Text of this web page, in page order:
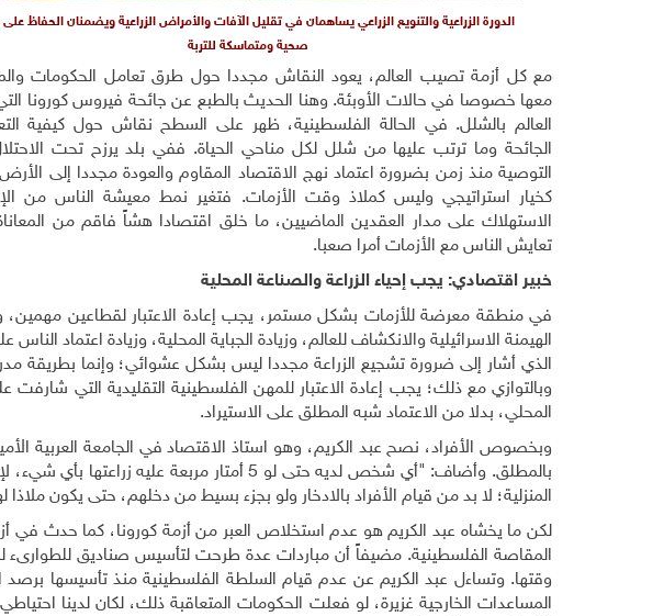
الدورة الزراعية والتنويع الزراعي يساهمان في تقليل الآفات والأمراض الزراعية ويضمنان الحفاظ على
صحية ومتماسكة للتربة
مع كل أزمة تصيب العالم، يعود النقاش مجددا حول طرق تعامل الحكومات
معها خصوصا في حالات الأوبئة. وهنا الحديث بالطبع عن جائحة فيروس كورونا
العالم بالشلل. في الحالة الفلسطينية، ظهر على السطح نقاش حول كيفية
الجائحة وما ترتب عليها من شلل لكل مناحي الحياة. ففي بلد يرزح تحت
التوصية منذ زمن بضرورة اعتماد نهج الاقتصاد المقاوم والعودة مجددا إلى الأرض
كخيار استراتيجي وليس كملاذ وقت الأزمات. فتغير نمط معيشة الناس من
الاستهلاك على مدار العقدين الماضيين، ما خلق اقتصادا هشاً فاقم من
تعايش الناس مع الأزمات أمرا صعبا.
خبير اقتصادي: يجب إحياء الزراعة والصناعة المحلية
في منطقة معرضة للأزمات بشكل مستمر، يجب إعادة الاعتبار لقطاعين مهمين،
الهيمنة الاسرائيلية والانكشاف للعالم، وزيادة الجباية المحلية، وزيادة اعتماد
الذي أشار إلى ضرورة تشجيع الزراعة مجددا ليس بشكل عشوائي؛ وإنما بطريقة
وبالتوازي مع ذلك؛ يجب إعادة الاعتبار للمهن الفلسطينية التقليدية التي
المحلي، بدلا من الاعتماد شبه المطلق على الاستيراد.
وبخصوص الأفراد، نصح عبد الكريم، وهو استاذ الاقتصاد في الجامعة العربية
بالمطلق. وأضاف: "أي شخص لديه حتى لو 5 أمتار
المنزلية؛ لا بد من قيام الأفراد بالادخار ولو بجزء بسيط من دخلهم، حتى يكون
لكن ما يخشاه عبد الكريم هو عدم استخلاص العبر من أزمة كورونا، كما حدث في
المقاصة الفلسطينية. مضيفاً أن مباردات عدة طرحت لتأسيس صناديق للطوارىء
وقتها. وتساءل عبد الكريم عن عدم قيام السلطة الفلسطينية منذ تأسيسها
المساعدات الخارجية غزيرة، لو فعلت الحكومات المتعاقبة ذلك، لكان لدينا